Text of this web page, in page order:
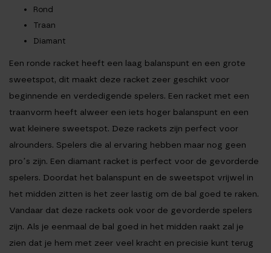
Rond
Traan
Diamant
Een ronde racket heeft een laag balanspunt en een grote
sweetspot, dit maakt deze racket zeer geschikt voor
beginnende en verdedigende spelers. Een racket met een
traanvorm heeft alweer een iets hoger balanspunt en een
wat kleinere sweetspot. Deze rackets zijn perfect voor
alrounders. Spelers die al ervaring hebben maar nog geen
pro’s zijn. Een diamant racket is perfect voor de gevorderde
spelers. Doordat het balanspunt en de sweetspot vrijwel in
het midden zitten is het zeer lastig om de bal goed te raken.
Vandaar dat deze rackets ook voor de gevorderde spelers
zijn. Als je eenmaal de bal goed in het midden raakt zal je
zien dat je hem met zeer veel kracht en precisie kunt terug